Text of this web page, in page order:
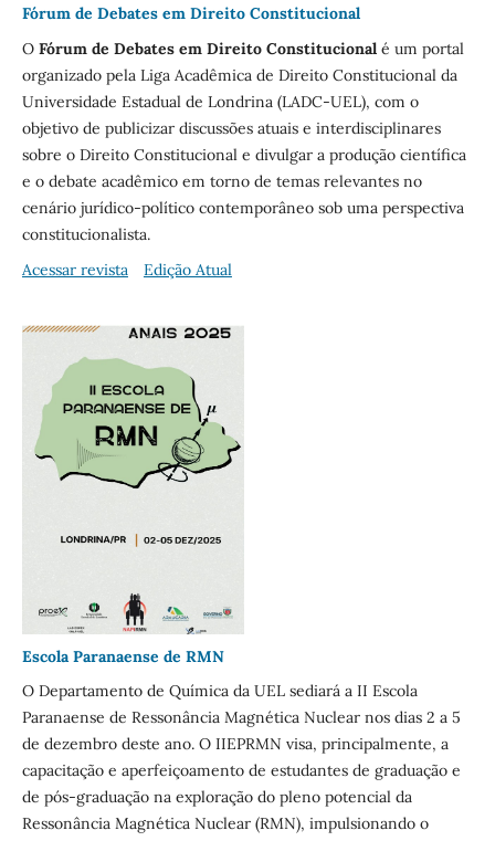
Fórum de Debates em Direito Constitucional
O Fórum de Debates em Direito Constitucionalé um portal
organizado pela Liga Acadêmica de Direito Constitucional da
Universidade Estadual de Londrina (LADC-UEL), com o
objetivo de publicizar discussões atuais e interdisciplinares
sobre o Direito Constitucional e divulgar a produção científica
e o debate acadêmico em torno de temas relevantes no
cenário jurídico-político contemporâneo sob uma perspectiva
constitucionalista.
Acessar revista
Edição Atual
Escola Paranaense de RMN
O Departamento de Química da UEL sediará a II Escola
Paranaense de Ressonância Magnética Nuclear nos dias 2 a 5
de dezembro deste ano. O IIEPRMN visa, principalmente, a
capacitação e aperfeiçoamento de estudantes de graduação e
de pós-graduação na exploração do pleno potencial da
Ressonância Magnética Nuclear (RMN), impulsionando o